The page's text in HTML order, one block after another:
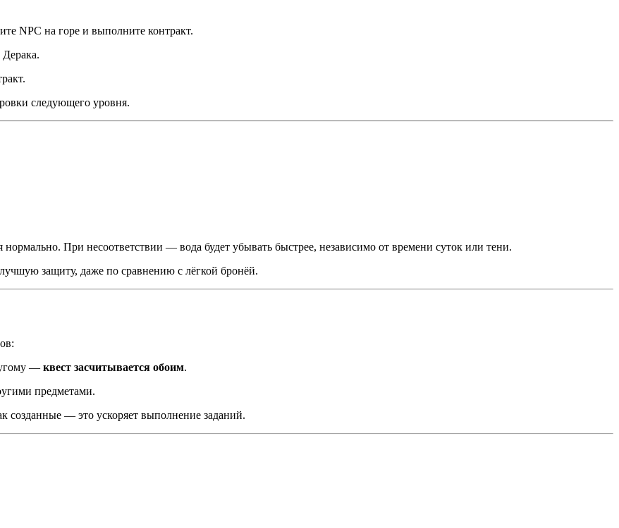
NPC на горе и выполните контракт.
следующего уровня.
нормально. При несоответствии — вода будет убывать быстрее, независимо от времени суток или тени.
защиту, даже по сравнению с лёгкой бронёй.
— квест засчитывается обоим.
предметами.
созданные — это ускоряет выполнение заданий.